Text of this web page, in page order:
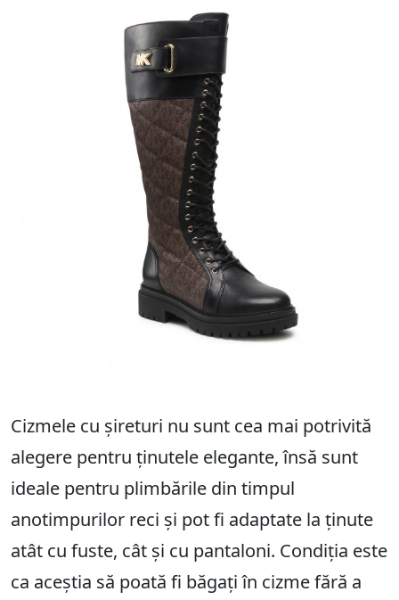
Cizmele cu șireturi nu sunt cea mai potrivită
alegere pentru ținutele elegante, însă sunt
ideale pentru plimbările din timpul
anotimpurilor reci și pot fi adaptate la ținute
atât cu fuste, cât și cu pantaloni. Condiția este
ca aceștia să poată fi băgați în cizme fără a